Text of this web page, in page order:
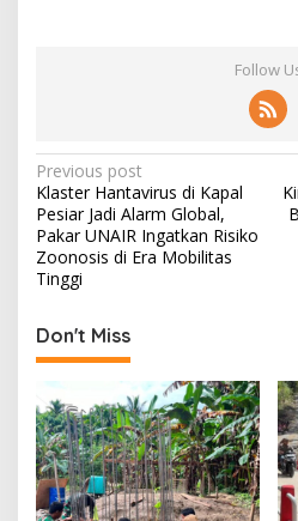
Follow
P
o
s
t
a
v
i
g
a
t
Previous post
Klaster Hantavirus di Kapal
Pesiar Jadi Alarm Global,
Pakar UNAIR Ingatkan Risiko
Zoonosis di Era Mobilitas
Tinggi
Don't Miss